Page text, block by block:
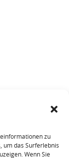
zu
um das Surferlebnis
Wenn Sie